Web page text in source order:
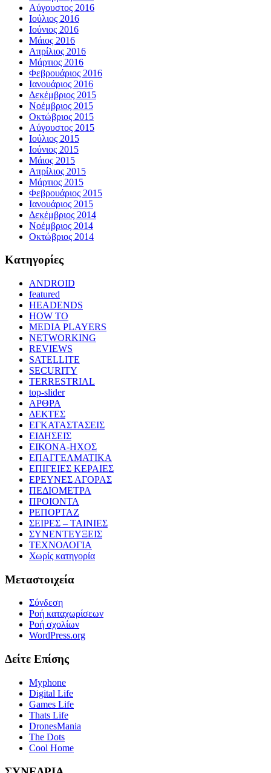
Αύγουστος 2016
Ιούλιος 2016
Ιούνιος 2016
Μάιος 2016
Απρίλιος 2016
Μάρτιος 2016
Φεβρουάριος 2016
Ιανουάριος 2016
Δεκέμβριος 2015
Νοέμβριος 2015
Οκτώβριος 2015
Αύγουστος 2015
Ιούλιος 2015
Ιούνιος 2015
Μάιος 2015
Απρίλιος 2015
Μάρτιος 2015
Φεβρουάριος 2015
Ιανουάριος 2015
Δεκέμβριος 2014
Νοέμβριος 2014
Οκτώβριος 2014
Kατηγορίες
ANDROID
featured
HEADENDS
HOW TO
MEDIA PLAYERS
NETWORKING
REVIEWS
SATELLITE
SECURITY
TERRESTRIAL
top-slider
ΑΡΘΡΑ
ΔΕΚΤΕΣ
ΕΓΚΑΤΑΣΤΑΣΕΙΣ
ΕΙΔΗΣΕΙΣ
ΕΙΚΟΝΑ-ΗΧΟΣ
ΕΠΑΓΓΕΛΜΑΤΙΚΑ
ΕΠΙΓΕΙΕΣ ΚΕΡΑΙΕΣ
ΕΡΕΥΝΕΣ ΑΓΟΡΑΣ
ΠΕΔΙΟΜΕΤΡΑ
ΠΡΟΙΟΝΤΑ
ΡΕΠΟΡΤΑΖ
ΣΕΙΡΕΣ – ΤΑΙΝΙΕΣ
ΣΥΝΕΝΤΕΥΞΕΙΣ
ΤΕΧΝΟΛΟΓΙΑ
Χωρίς κατηγορία
Μεταστοιχεία
Σύνδεση
Ροή καταχωρίσεων
Ροή σχολίων
WordPress.org
Δείτε Επίσης
Myphone
Digital Life
Games Life
Thats Life
DronesMania
The Dots
Cool Home